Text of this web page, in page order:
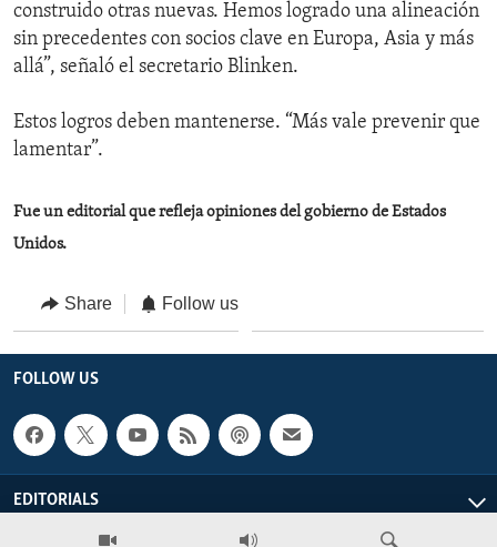
construido otras nuevas. Hemos logrado una alineación
sin precedentes con socios clave en Europa, Asia y más
allá”, señaló el secretario Blinken.
Estos logros deben mantenerse. “Más vale prevenir que
lamentar”.
Fue un editorial que refleja opiniones del gobierno de Estados
Unidos.
Share Follow us
FOLLOW US
EDITORIALS